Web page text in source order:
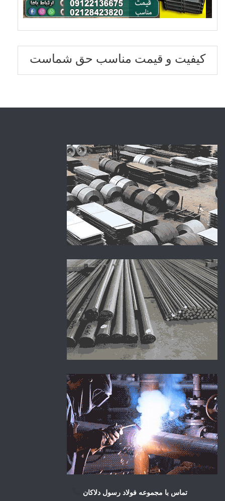
کیفیت و قیمت مناسب حق شماست
تماس با مجموعه فولاد رسول دلاکان